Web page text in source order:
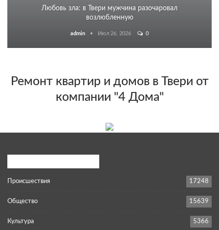
Любовь зла: в Твери мужчина разочаровал
возлюбленную
admin Июл 26, 2026 0
Ремонт квартир и домов в Твери от
компании "4 Дома"
Происшествия 17248
Общество 15639
Культура 5366